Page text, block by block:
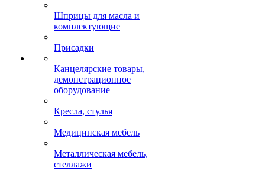
Шприцы для масла и
комплектующие
Присадки
Канцелярские товары,
демонстрационное
оборудование
Кресла, стулья
Медицинская мебель
Металлическая мебель,
стеллажи